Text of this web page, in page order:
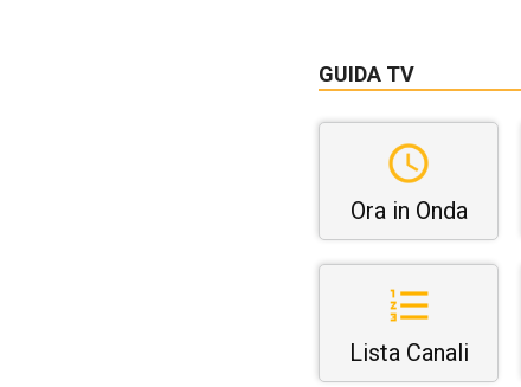
GUIDA TV
Ora in Onda
Lista Canali